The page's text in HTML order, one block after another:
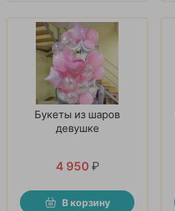
Букеты из шаров
девушке
4 950 ₽
В корзину